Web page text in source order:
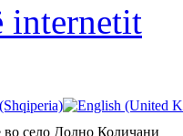
internetit
село Долно Количани